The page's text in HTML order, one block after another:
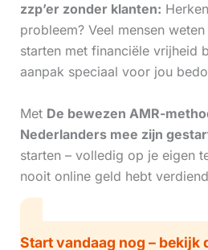
zzp’er zonder klanten:
probleem? Veel mensen
starten met financiële vrijheid
aanpak speciaal voor jou
Met De bewezen AMR-
Nederlanders mee zijn
starten – volledig op je eigen
nooit online geld hebt
Start vandaag nog – bekijk